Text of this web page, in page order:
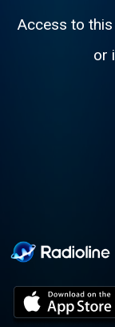
Access to
or